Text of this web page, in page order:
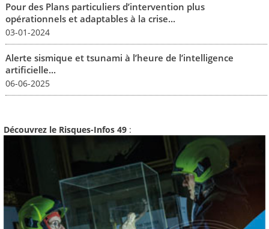
Pour des Plans particuliers d’intervention plus
opérationnels et adaptables à la crise...
03-01-2024
Alerte sismique et tsunami à l’heure de l’intelligence
artificielle...
06-06-2025
Découvrez le Risques-Infos 49 :